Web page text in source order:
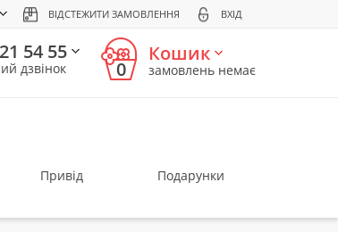
ВІДСТЕЖИТИ ЗАМОВЛЕННЯ ВХІД
54 55
дзвінок 0
Кошик
замовлень немає
Привід Подарунки